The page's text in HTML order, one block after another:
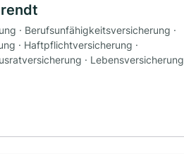
· Berufsunfähigkeitsversicherung ·
· Haftpflichtversicherung ·
· Lebensversicherung